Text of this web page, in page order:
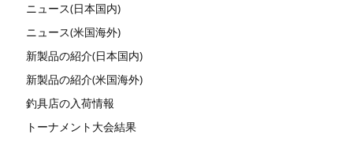
ニュース(日本国内)
ニュース(米国海外)
新製品の紹介(日本国内)
新製品の紹介(米国海外)
釣具店の入荷情報
トーナメント大会結果